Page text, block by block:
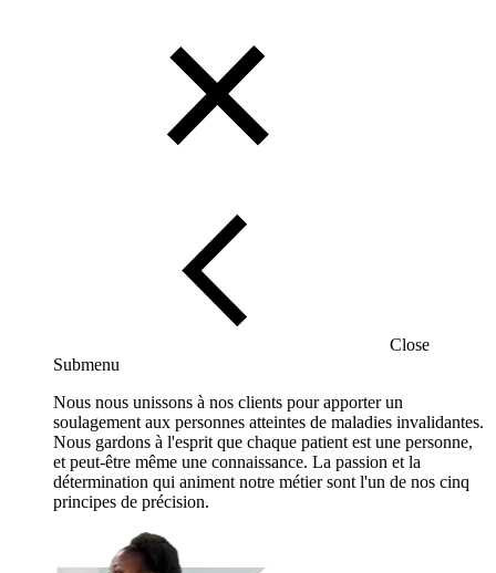
Close
Submenu
Nous nous unissons à nos clients pour apporter un
soulagement aux personnes atteintes de maladies invalidantes.
Nous gardons à l'esprit que chaque patient est une personne,
et peut-être même une connaissance. La passion et la
détermination qui animent notre métier sont l'un de nos cinq
principes de précision.